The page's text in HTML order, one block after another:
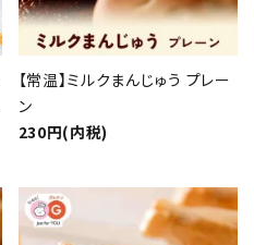
【常温】ミルクまんじゅう プレー
ン
230円(内税)